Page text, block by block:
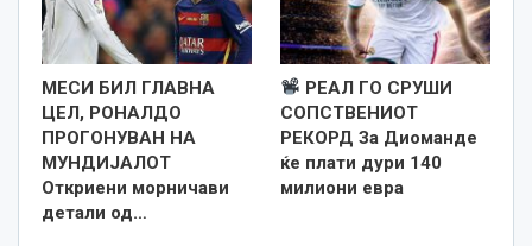
МЕСИ БИЛ ГЛАВНА
ЦЕЛ, РОНАЛДО
ПРОГОНУВАН НА
МУНДИЈАЛОТ
Откриени морничави
детали од…
РЕАЛ ГО СРУШИ
СОПСТВЕНИОТ
РЕКОРД За Диоманде
ќе плати дури 140
милиони евра